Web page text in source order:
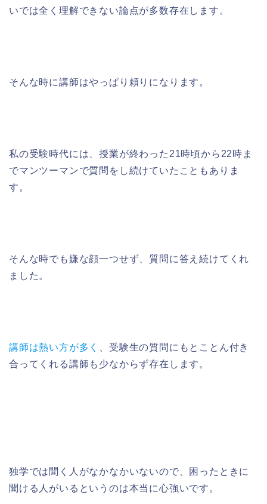
いでは全く理解できない論点が多数存在します。
そんな時に講師はやっぱり頼りになります。
私の受験時代には、授業が終わった21時頃から22時ま
でマンツーマンで質問をし続けていたこともありま
す。
そんな時でも嫌な顔一つせず、質問に答え続けてくれ
ました。
講師は熱い方が多く
、受験生の質問にもとことん付き
合ってくれる講師も少なからず存在します。
独学では聞く人がなかなかいないので、困ったときに
聞ける人がいるというのは本当に心強いです。